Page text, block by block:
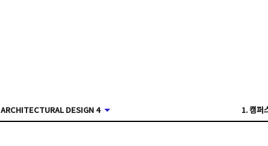
ARCHITECTURAL DESIGN 4 1. 캠퍼